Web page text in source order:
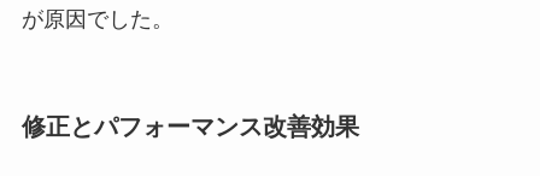
が原因でした。
修正とパフォーマンス改善効果